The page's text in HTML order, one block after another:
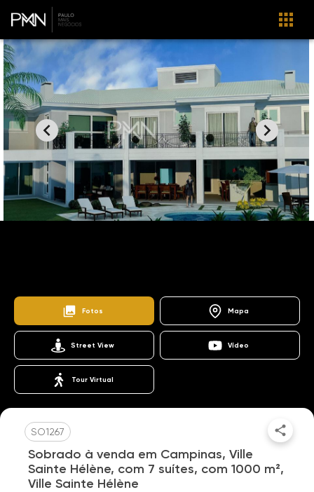
Fotos Mapa
Street View Vídeo
Tour Virtual
SO1267
Sobrado à venda em Campinas, Ville
Sainte Hélène, com 7 suítes, com 1000 m²,
Ville Sainte Hélène